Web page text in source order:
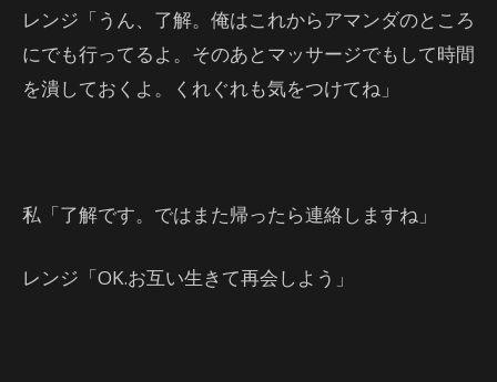
レンジ「うん、了解。俺はこれからアマンダのところ
にでも行ってるよ。そのあとマッサージでもして時間
を潰しておくよ。くれぐれも気をつけてね」
私「了解です。ではまた帰ったら連絡しますね」
レンジ「OK.お互い生きて再会しよう」